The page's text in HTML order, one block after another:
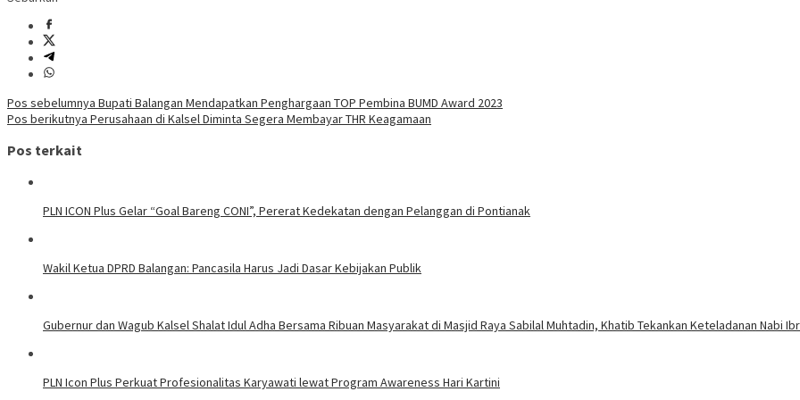
Navigasi
pos
Pos sebelumnya Bupati Balangan Mendapatkan Penghargaan TOP Pembina BUMD Award 2023
Pos berikutnya Perusahaan di Kalsel Diminta Segera Membayar THR Keagamaan
Pos terkait
PLN ICON Plus Gelar “Goal Bareng CONI”, Pererat Kedekatan dengan Pelanggan di Pontianak
Wakil Ketua DPRD Balangan: Pancasila Harus Jadi Dasar Kebijakan Publik
Gubernur dan Wagub Kalsel Shalat Idul Adha Bersama Ribuan Masyarakat di Masjid Raya Sabilal Muhtadin, Khatib Tekankan Keteladanan Nabi
PLN Icon Plus Perkuat Profesionalitas Karyawati lewat Program Awareness Hari Kartini